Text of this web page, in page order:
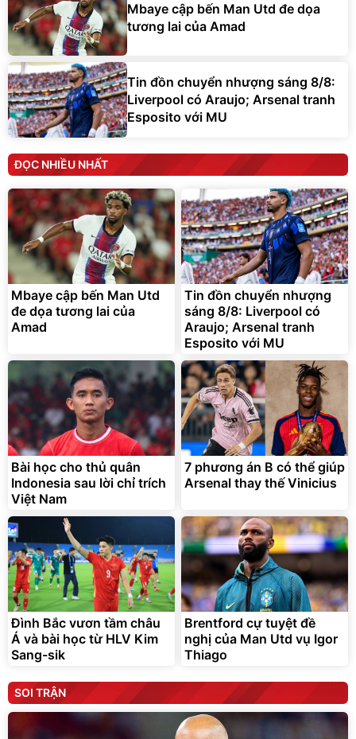
Mbaye cập bến Man Utd đe dọa
tương lai của Amad
Tin đồn chuyển nhượng sáng 8/8:
Liverpool có Araujo; Arsenal tranh
Esposito với MU
ĐỌC NHIỀU NHẤT
Mbaye cập bến Man Utd
đe dọa tương lai của
Amad
Tin đồn chuyển nhượng
sáng 8/8: Liverpool có
Araujo; Arsenal tranh
Esposito với MU
Bài học cho thủ quân
Indonesia sau lời chỉ trích
Việt Nam
7 phương án B có thể giúp
Arsenal thay thế Vinicius
Đình Bắc vươn tầm châu
Á và bài học từ HLV Kim
Sang-sik
Brentford cự tuyệt đề
nghị của Man Utd vụ Igor
Thiago
SOI TRẬN